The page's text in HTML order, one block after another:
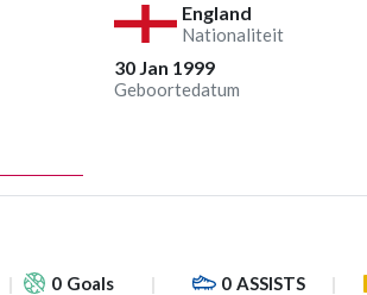
England
Nationaliteit
30 Jan 1999
Geboortedatum
0 Goals 0 ASSISTS